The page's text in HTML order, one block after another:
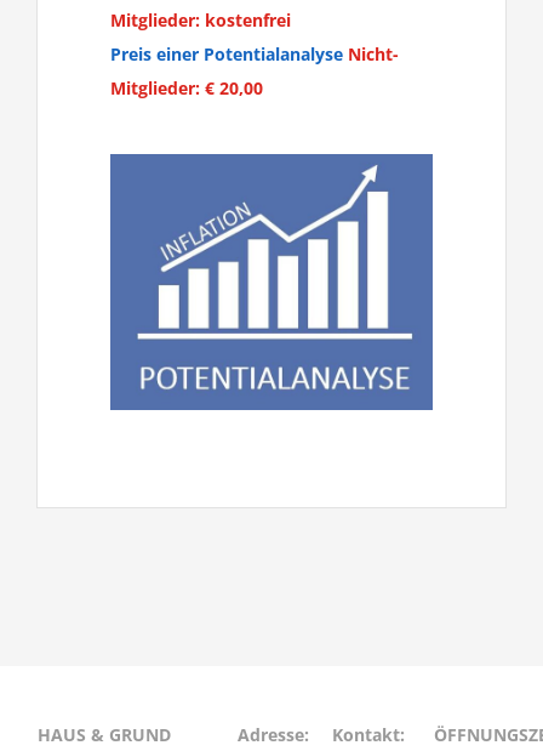
Mitglieder: kostenfrei
Preis einer Potentialanalyse Nicht-
Mitglieder: € 20,00
HAUS & GRUND Adresse: Kontakt: